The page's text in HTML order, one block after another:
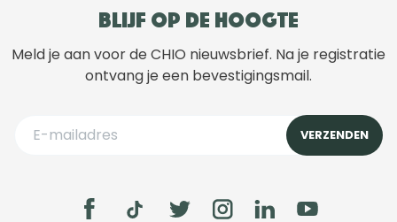
Blijf op de hoogte
Meld je aan voor de CHIO nieuwsbrief. Na je registratie
ontvang je een bevestigingsmail.